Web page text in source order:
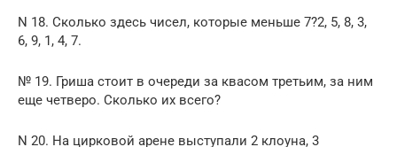
N 18. Сколько здесь чисел, которые меньше 7?2, 5, 8, 3,
6, 9, 1, 4, 7.
№ 19. Гриша стоит в очереди за квасом третьим, за ним
еще четверо. Сколько их всего?
N 20. На цирковой арене выступали 2 клоуна, 3